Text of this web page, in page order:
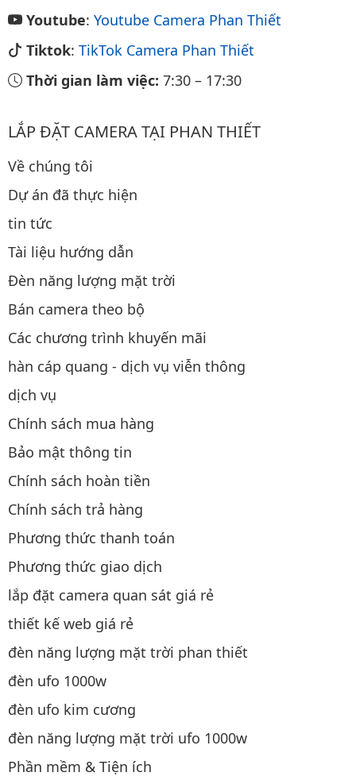
Youtube: Youtube Camera Phan Thiết
Tiktok: TikTok Camera Phan Thiết
Thời gian làm việc: 7:30 – 17:30
LẮP ĐẶT CAMERA TẠI PHAN THIẾT
Về chúng tôi
Dự án đã thực hiện
tin tức
Tài liệu hướng dẫn
Đèn năng lượng mặt trời
Bán camera theo bộ
Các chương trình khuyến mãi
hàn cáp quang - dịch vụ viễn thông
dịch vụ
Chính sách mua hàng
Bảo mật thông tin
Chính sách hoàn tiền
Chính sách trả hàng
Phương thức thanh toán
Phương thức giao dịch
lắp đặt camera quan sát giá rẻ
thiết kế web giá rẻ
đèn năng lượng mặt trời phan thiết
đèn ufo 1000w
đèn ufo kim cương
đèn năng lượng mặt trời ufo 1000w
Phần mềm & Tiện ích